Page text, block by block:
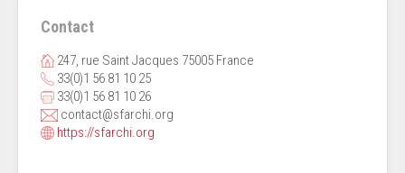
Contact
247, rue Saint Jacques 75005 France
33(0)1 56 81 10 25
33(0)1 56 81 10 26
contact@sfarchi.org
https://sfarchi.org